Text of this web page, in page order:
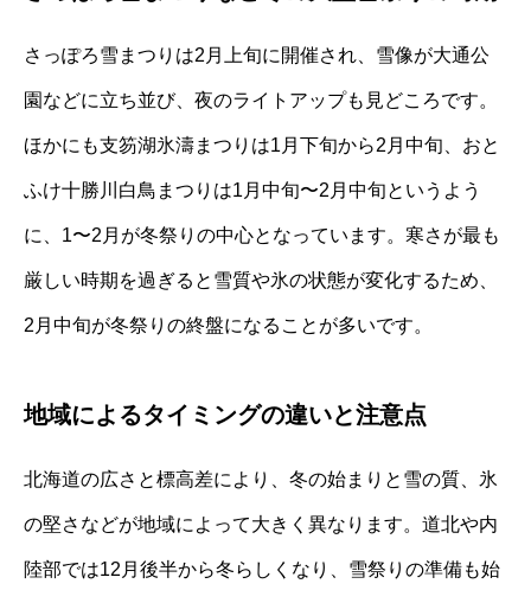
さっぽろ雪まつりは2月上旬に開催され、雪像が大通公
園などに立ち並び、夜のライトアップも見どころです。
ほかにも支笏湖氷濤まつりは1月下旬から2月中旬、おと
ふけ十勝川白鳥まつりは1月中旬〜2月中旬というよう
に、1〜2月が冬祭りの中心となっています。寒さが最も
厳しい時期を過ぎると雪質や氷の状態が変化するため、
2月中旬が冬祭りの終盤になることが多いです。
地域によるタイミングの違いと注意点
北海道の広さと標高差により、冬の始まりと雪の質、氷
の堅さなどが地域によって大きく異なります。道北や内
陸部では12月後半から冬らしくなり、雪祭りの準備も始